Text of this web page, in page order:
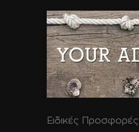
Ειδικές Προσφορές